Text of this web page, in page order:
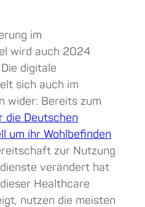
im
wird auch 2024
digitale
sich auch im
wider: Bereits zum
die Deutschen
um ihr Wohlbefinden
zur Nutzung
verändert hat
Healthcare
nutzen die meisten